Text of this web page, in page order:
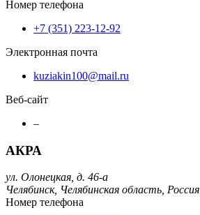
Номер телефона
+7 (351) 223-12-92
Электронная почта
kuziakin100@mail.ru
Веб-сайт
–
АКРА
ул. Олонецкая, д. 46-а
Челябинск, Челябинская область, Россия
Номер телефона